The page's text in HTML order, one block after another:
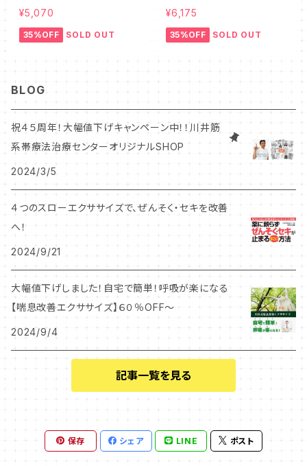
¥5,070
35%OFF SOLD OUT
¥6,175
35%OFF SOLD OUT
BLOG
祝４５周年！大幅値下げキャンペーン中！！川井筋
系帯療法治療センターオリジナルSHOP
2024/3/5
４つのスローエクササイズで、ぜんそく・セキを改善
へ！
2024/9/21
大幅値下げしました！自宅で簡単！呼吸が楽になる
【喘息改善エクササイズ】６０％OFF～
2024/9/4
記事一覧を見る
保存 シェア LINE ポスト